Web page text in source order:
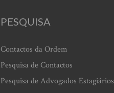
PESQUISA
Contactos da Ordem
Pesquisa de Contactos
Pesquisa de Advogados Estagiários